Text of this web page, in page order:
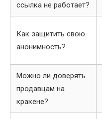
ссылка не работает?
Как защитить свою
анонимность?
Можно ли доверять
продавцам на
кракене?